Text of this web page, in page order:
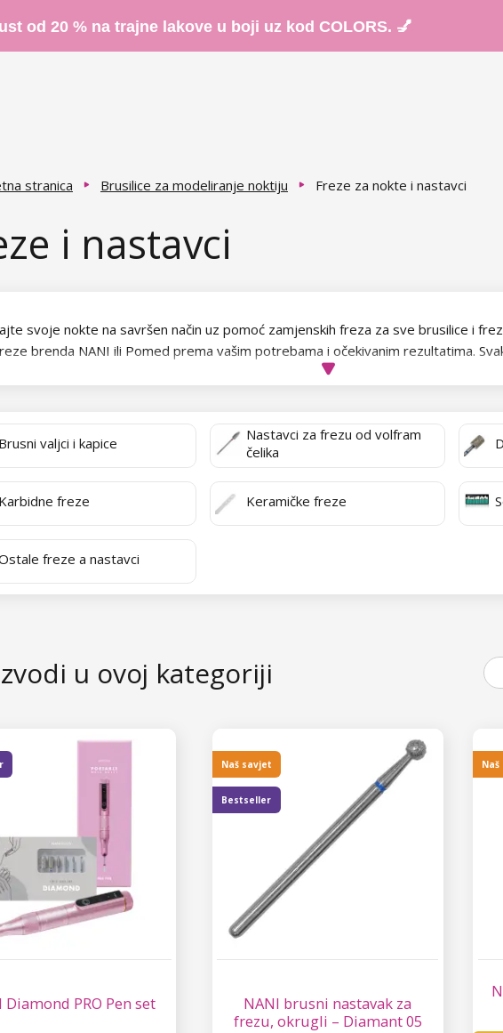
od 20 % na trajne lakove u boji uz kod COLORS. 💅
stranica Brusilice za modeliranje noktiju Freze za nokte i nastavci
i nastavci
svoje nokte na savršen način uz pomoć zamjenskih freza za sve brusilice i
brenda NANI ili Pomed prema vašim potrebama i očekivanim rezultatima.
brusilicu ima svoju jedinstvenu namjenu, neki su pogodni i za prirodne nokte, neki
valjci i kapice
Nastavci za frezu od volfram
čelika
freze Keramičke freze
freze a nastavci
u ovoj kategoriji
Diamond PRO Pen set
NANI brusni nastavak za
frezu, okrugli – Diamant 05
Naš savjet
Bestseller